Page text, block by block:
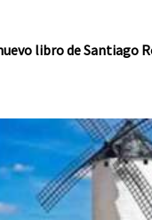
libro de Santiago